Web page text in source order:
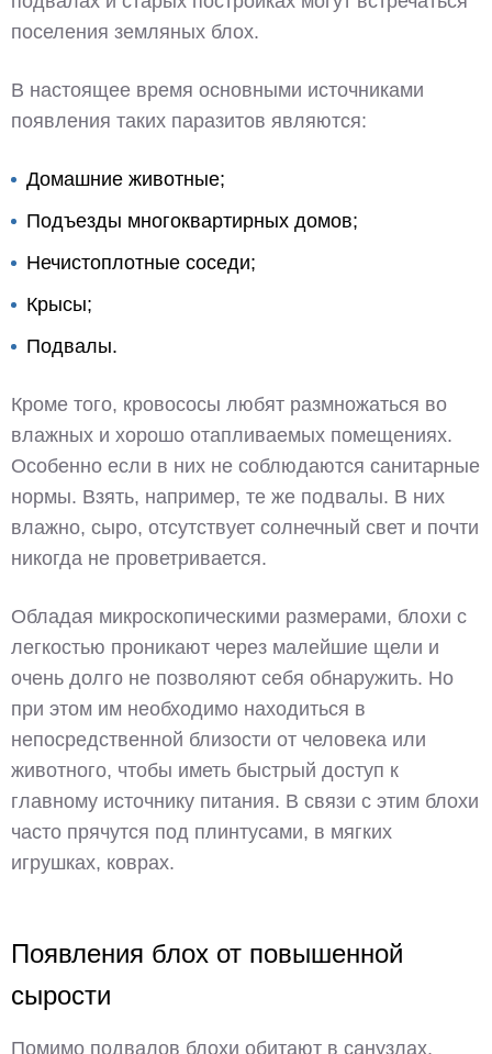
поселения земляных блох.
В настоящее время основными источниками
появления таких паразитов являются:
Домашние животные;
Подъезды многоквартирных домов;
Нечистоплотные соседи;
Крысы;
Подвалы.
Кроме того, кровососы любят размножаться во
влажных и хорошо отапливаемых помещениях.
Особенно если в них не соблюдаются санитарные
нормы. Взять, например, те же подвалы. В них
влажно, сыро, отсутствует солнечный свет и почти
никогда не проветривается.
Обладая микроскопическими размерами, блохи с
легкостью проникают через малейшие щели и
очень долго не позволяют себя обнаружить. Но
при этом им необходимо находиться в
непосредственной близости от человека или
животного, чтобы иметь быстрый доступ к
главному источнику питания. В связи с этим блохи
часто прячутся под плинтусами, в мягких
игрушках, коврах.
Появления блох от повышенной
сырости
Помимо подвалов блохи обитают в санузлах,